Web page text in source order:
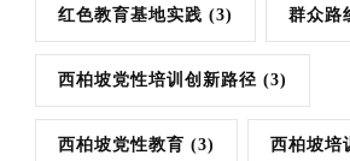
红色教育基地实践 (3) 群众路
西柏坡党性培训创新路径 (3)
西柏坡党性教育 (3) 西柏坡培